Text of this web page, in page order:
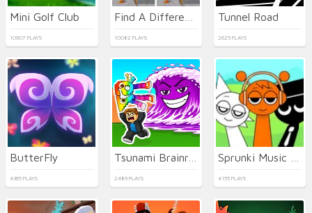
Mini Golf Club
10907 PLAYS 10082 PLAYS
Tunnel Road
2625 PLAYS
ButterFly
4365 PLAYS
Tsunami Brainrots Online
2489 PLAYS 4155 PLAYS